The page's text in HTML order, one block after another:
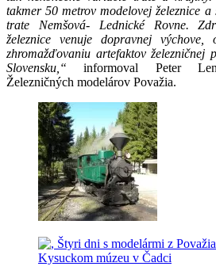
takmer 50 metrov modelovej železnice
trate Nemšová- Lednické Rovne.
železnice venuje dopravnej výchove,
zhromažďovaniu artefaktov železničnej
Slovensku,“ informoval Peter
Železničných modelárov Považia.